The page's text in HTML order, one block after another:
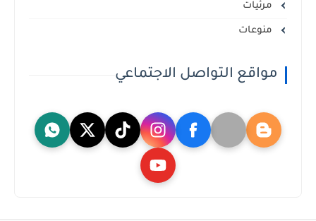
مرئيات
منوعات
مواقع التواصل الاجتماعي